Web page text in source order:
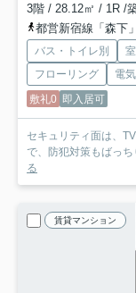
3階 / 28.12㎡ / 1R /
都営新宿線「森下
バス・トイレ別
フローリング
電
敷礼0 即入居可
セキュリティ面は、
で、防犯対策もばっち
る
賃貸マンション